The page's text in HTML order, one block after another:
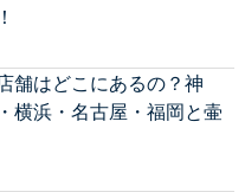
舗はどこにあるの？神
横浜・名古屋・福岡と壷